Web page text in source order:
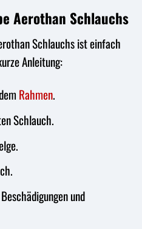
Aerothan Schlauchs
Schlauchs ist einfach
Anleitung:
Rahmen.
Schlauch.
und